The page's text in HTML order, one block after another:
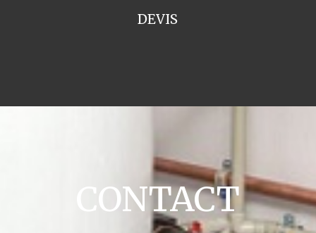
DEVIS
CONTACT